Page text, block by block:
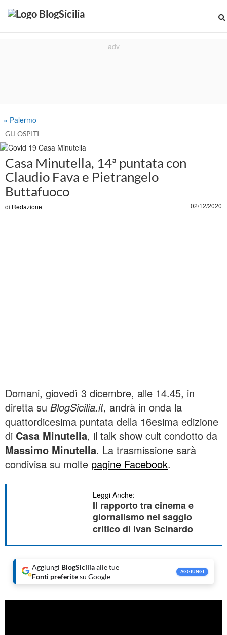
» Palermo
GLI OSPITI
Casa Minutella, 14ª puntata con
Claudio Fava e Pietrangelo
Buttafuoco
di Redazione 02/12/2020
Domani, giovedì 3 dicembre, alle 14.45, in
diretta su BlogSicilia.it, andrà in onda la
quattordicesima puntata della 16esima edizione
di Casa Minutella, il talk show cult condotto da
Massimo Minutella. La trasmissione sarà
condivisa su molte pagine Facebook.
Leggi Anche:
Il rapporto tra cinema e
giornalismo nel saggio
critico di Ivan Scinardo
Aggiungi BlogSiciliaalle tue
Fonti preferitesu Google
AGGIUNGI